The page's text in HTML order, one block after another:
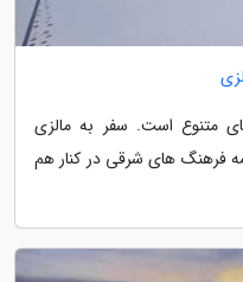
متنوع است. سفر به مالزی
فرهنگ های شرقی در کنار هم